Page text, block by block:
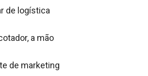
de logística
a mão
de marketing